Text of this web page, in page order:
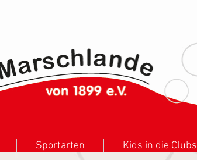
Sportarten Kids in die Clubs